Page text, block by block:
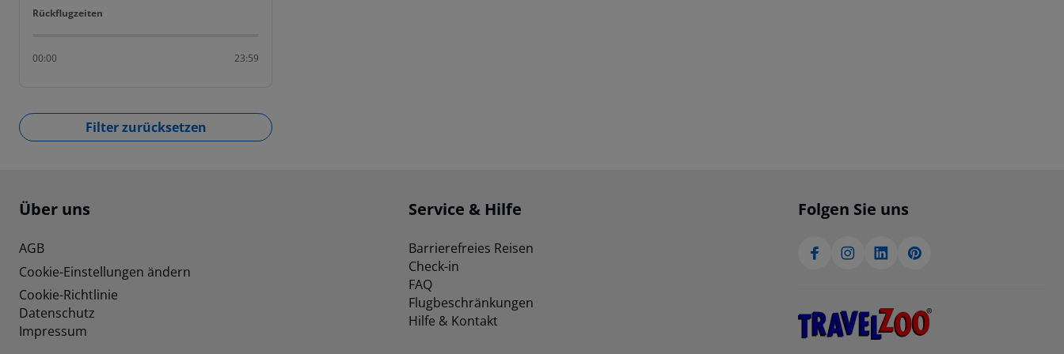
Rückflugzeiten
Rückflugzeiten
00:00 23:59
Filter zurücksetzen
Footer navigation
Über uns
AGB
Cookie-Einstellungen ändern
Cookie-Richtlinie
Datenschutz
Impressum
Service & Hilfe
Barrierefreies Reisen
Check-in
FAQ
Flugbeschränkungen
Hilfe & Kontakt
Folgen Sie uns